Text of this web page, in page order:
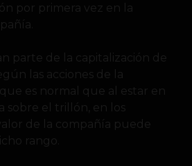
por primera vez en la
parte de la capitalización de
las acciones de la
es normal que al estar en
sobre el trillón, en los
de la compañía puede
rango.